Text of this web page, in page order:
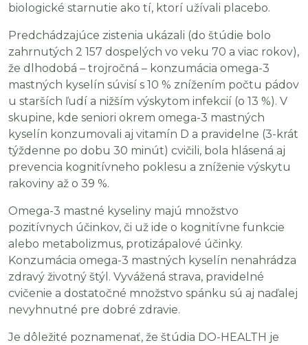
biologické starnutie ako tí, ktorí užívali placebo.
Predchádzajúce zistenia ukázali (do štúdie bolo
zahrnutých 2 157 dospelých vo veku 70 a viac rokov),
že dlhodobá – trojročná – konzumácia omega-3
mastných kyselín súvisí s 10 % znížením počtu pádov
u starších ľudí a nižším výskytom infekcií (o 13 %). V
skupine, kde seniori okrem omega-3 mastných
kyselín konzumovali aj vitamín D a pravidelne (3-krát
týždenne po dobu 30 minút) cvičili, bola hlásená aj
prevencia kognitívneho poklesu a zníženie výskytu
rakoviny až o 39 %.
Omega-3 mastné kyseliny majú množstvo
pozitívnych účinkov, či už ide o kognitívne funkcie
alebo metabolizmus, protizápalové účinky.
Konzumácia omega-3 mastných kyselín nenahrádza
zdravý životný štýl. Vyvážená strava, pravidelné
cvičenie a dostatočné množstvo spánku sú aj naďalej
nevyhnutné pre dobré zdravie.
Je dôležité poznamenať, že štúdia DO-HEALTH je